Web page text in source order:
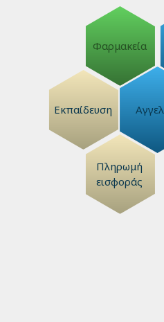
Φαρμακεία
Εκπαίδευση
Πληρωμή
εισφοράς